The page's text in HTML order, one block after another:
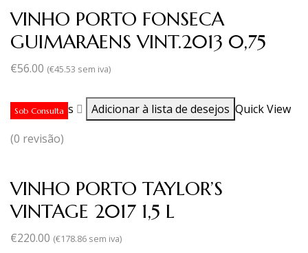
VINHO PORTO FONSECA
GUIMARAENS VINT.2013 0,75
€56.00 (€45.53 sem iva)
Sob Consulta
Ler mais Adicionar à lista de desejos Quick View
(0 revisão)
VINHO PORTO TAYLOR’S
VINTAGE 2017 1,5 L
€220.00 (€178.86 sem iva)